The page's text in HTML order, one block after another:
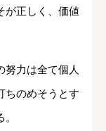
が正しく、価値
努力は全て個人
ちのめそうとす